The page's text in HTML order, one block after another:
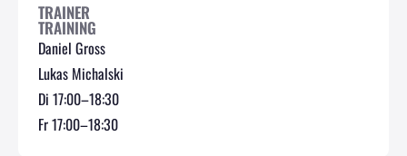
TRAINER
TRAINING
Daniel Gross
Lukas Michalski
Di 17:00–18:30
Fr 17:00–18:30